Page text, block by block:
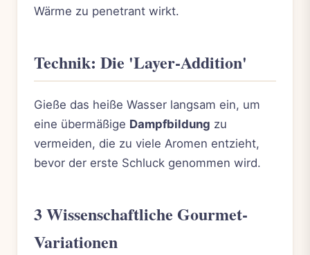
Wärme zu penetrant wirkt.
Technik: Die 'Layer-Addition'
Gieße das heiße Wasser langsam ein, um
eine übermäßige Dampfbildung zu
vermeiden, die zu viele Aromen entzieht,
bevor der erste Schluck genommen wird.
3 Wissenschaftliche Gourmet-
Variationen